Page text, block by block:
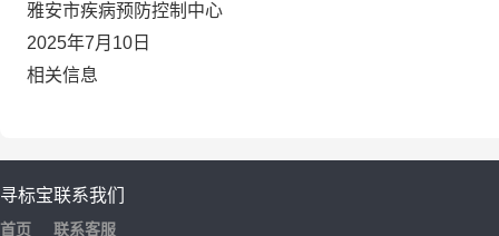
雅安市疾病预防控制中心
2025年7月10日
相关信息
寻标宝
首页
联系我们
联系客服